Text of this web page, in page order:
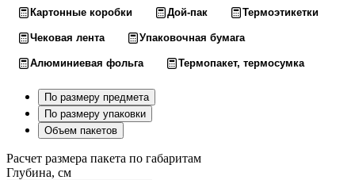
Картонные коробки Дой-пак Термоэтикетки
Чековая лента Упаковочная бумага
Алюминиевая фольга Термопакет, термосумка
По размеру предмета
По размеру упаковки
Объем пакетов
Расчет размера пакета по габаритам
Глубина, см